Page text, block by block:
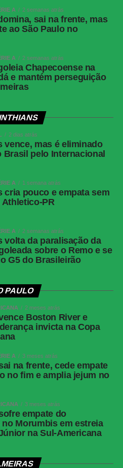
tempo, empata
jejum no Brasileirão
o clássico terminou
– oitavas de final (ida)
feira), às 21h30 (de
de la Vega
Rivadavia
– oitavas de final (ida)
feira), às 19h (de Brasília)
1 Fluminense
Brasileiro — Série A, 22ª rodada
agosto de 2026, às 21h, de
Santos, Rio de Janeiro (RJ)
Nonato e Samuel Xavier
aos 13 minutos do 2º
A 2 semanas atrás
sai na frente, mas
ao São Paulo no
A 2 semanas atrás
Chapecoense na
e mantém perseguição
2 dias atrás
vence, mas é eliminado
Brasil pelo Internacional
A 1 semana atrás
cria pouco e empata sem
PR
A 2 semanas atrás
volta da paralisação da
sobre o Remo e se
G5 do Brasileirão
PAULO
2 meses atrás
Boston River e
invicta na Copa
A 3 meses atrás
na frente, cede empate
no fim e amplia jejum no
3 meses atrás
empate do
Morumbis em estreia
na Sul-Americana